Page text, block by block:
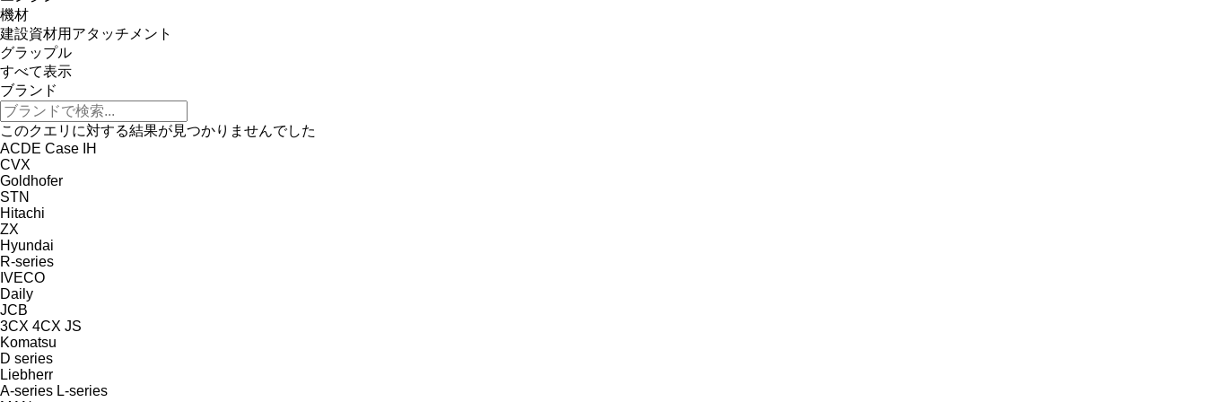
機材
建設資材用アタッチメント
グラップル
すべて表示
ブランド
このクエリに対する結果が見つかりませんでした
ACDE Case IH
CVX
Goldhofer
STN
Hitachi
ZX
Hyundai
R-series
IVECO
Daily
JCB
3CX 4CX JS
Komatsu
D series
Liebherr
A-series L-series